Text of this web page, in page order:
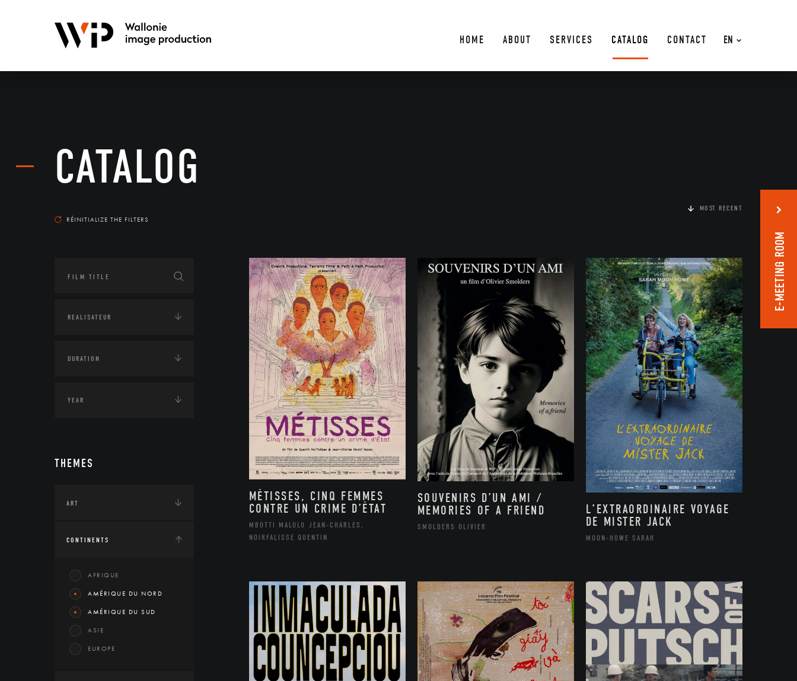
EN
HOME ABOUT SERVICES CATALOG CONTACT
CATALOG
RÉINITIALIZE THE FILTERS
THEMES
ART
CONTINENTS
AFRIQUE
AMÉRIQUE DU NORD
AMÉRIQUE DU SUD
ASIE
EUROPE
MOST RECENT
MÉTISSES, CINQ FEMMES
CONTRE UN CRIME D’ÉTAT
MBOTTI MALOLO JEAN-CHARLES,
NOIRFALISSE QUENTIN
SOUVENIRS D’UN AMI /
MEMORIES OF A FRIEND
SMOLDERS OLIVIER
L’EXTRAORDINAIRE VOYAGE
DE MISTER JACK
MOON-HOWE SARAH
E-MEETING ROOM